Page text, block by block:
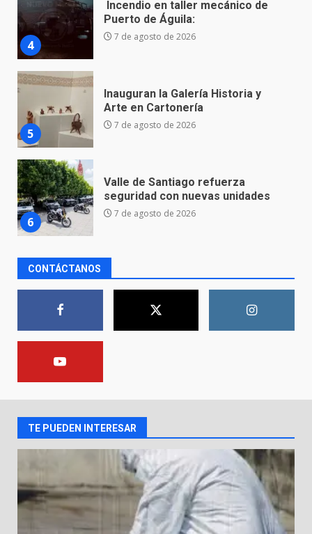
5
Inauguran la Galería Historia y
Arte en Cartonería
7 de agosto de 2026
6
Valle de Santiago refuerza
seguridad con nuevas unidades
7 de agosto de 2026
7
Los Pastores: tradición que
resiste al paso del tiempo
6 de agosto de 2026
una mujer
8 de agosto de 2026
2
3
Aprender jugando también salva
vidas.
8 de agosto de 2026
CONTÁCTANOS
TE PUEDEN INTERESAR